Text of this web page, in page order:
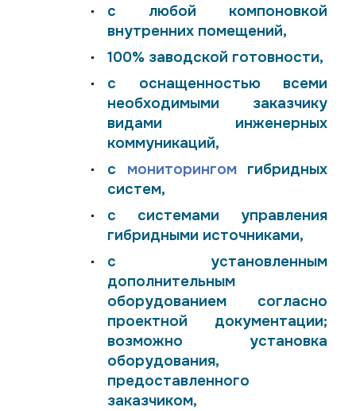
с любой компоновкой
внутренних помещений,
100% заводской готовности,
с оснащенностью всеми
необходимыми заказчику
видами инженерных
коммуникаций,
с мониторингомгибридных
систем,
с системами управления
гибридными источниками,
с установленным
дополнительным
оборудованием согласно
проектной документации;
возможно установка
оборудования,
предоставленного
заказчиком,